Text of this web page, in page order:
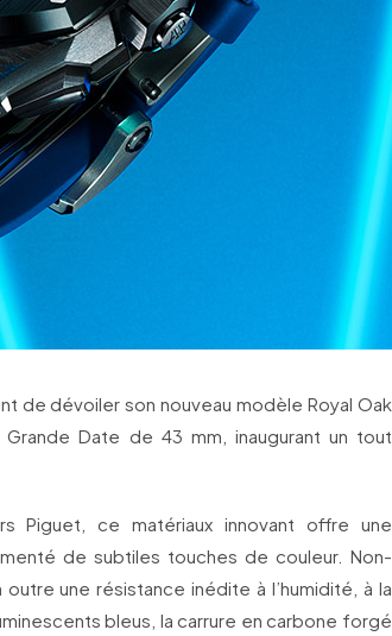
de dévoiler son nouveau modèle Royal Oak
Date de 43 mm, inaugurant un tout
Piguet, ce matériaux innovant offre une
de subtiles touches de couleur. Non-
une résistance inédite à l’humidité, à la
bleus, la carrure en carbone forgé